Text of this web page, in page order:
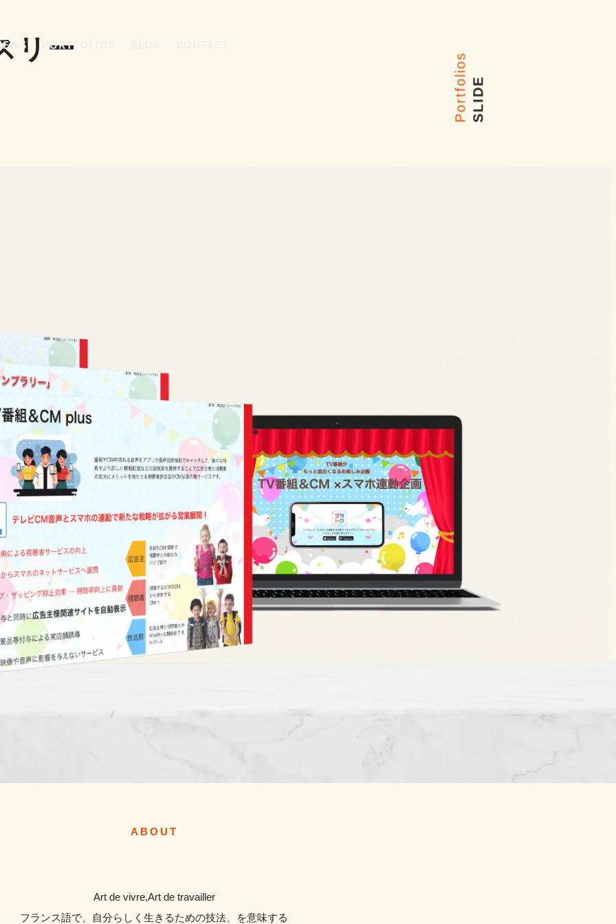
PORTFOLIOS
リー
PortfoliosSLIDE
ABOUT
Art de vivre,Art de travailler
フランス語で、自分らしく生きるための技法、を意味する